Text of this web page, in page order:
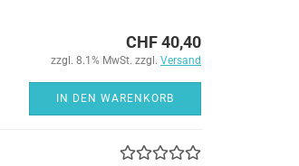
CHF 40,40
zzgl. 8.1% MwSt. zzgl. Versand
IN DEN WARENKORB